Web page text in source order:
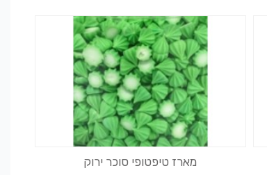
מארז טיפטופי סוכר ירוק